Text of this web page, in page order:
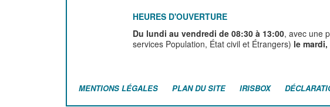
HEURES D'OUVERTURE
Du lundi au vendredi de 08:30 à 13:00, avec une
services Population, État civil et Étrangers) le mardi,
MENTIONS LÉGALES PLAN DU SITE IRISBOX